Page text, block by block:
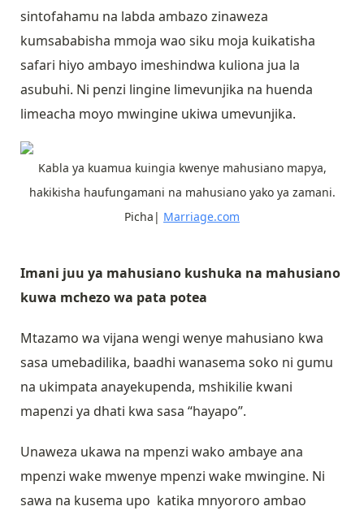
sintofahamu na labda ambazo zinaweza
kumsababisha mmoja wao siku moja kuikatisha
safari hiyo ambayo imeshindwa kuliona jua la
asubuhi. Ni penzi lingine limevunjika na huenda
limeacha moyo mwingine ukiwa umevunjika.
Kabla ya kuamua kuingia kwenye mahusiano mapya,
hakikisha haufungamani na mahusiano yako ya zamani.
Picha| Marriage.com
Imani juu ya mahusiano kushuka na mahusiano
kuwa mchezo wa pata potea
Mtazamo wa vijana wengi wenye mahusiano kwa
sasa umebadilika, baadhi wanasema soko ni gumu
na ukimpata anayekupenda, mshikilie kwani
mapenzi ya dhati kwa sasa “hayapo”.
Unaweza ukawa na mpenzi wako ambaye ana
mpenzi wake mwenye mpenzi wake mwingine. Ni
sawa na kusema upo katika mnyororo ambao